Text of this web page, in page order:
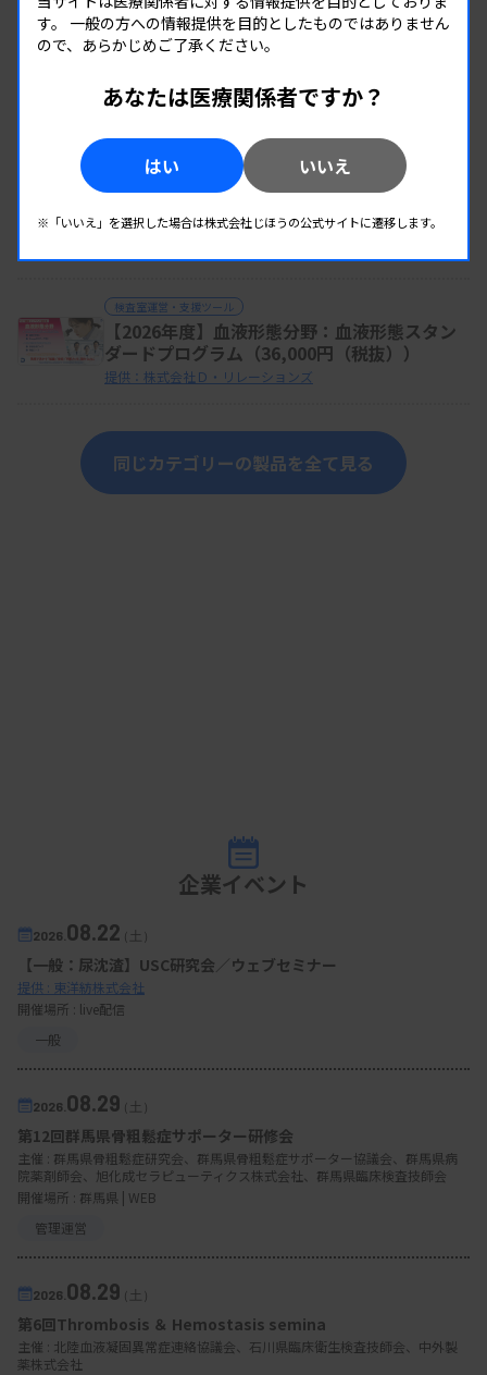
CAPサーベイ（外部精度管理）
【2026年度】血液形態分野－講座のご案内ー
検査室運営・支援ツール
【2026年度】血液形態分野：血液形態スタン
ダードプログラム（36,000円（税抜））
提供：株式会社Ｄ・リレーションズ
同じカテゴリーの製品を全て見る
企業イベント
2026. 08.22（土）
【一般：尿沈渣】USC研究会／ウェブセミナー
提供 : 東洋紡株式会社
開催場所 : live配信
一般
2026. 08.29（土）
第12回群馬県骨粗鬆症サポーター研修会
主催 : 群馬県骨粗鬆症研究会、群馬県骨粗鬆症サポーター協議会、群馬県病
院薬剤師会、旭化成セラピューティクス株式会社、群馬県臨床検査技師会
開催場所 : 群馬県 | WEB
管理運営
2026. 08.29（土）
第6回Thrombosis ＆ Hemostasis semina
主催 : 北陸血液凝固異常症連絡協議会、石川県臨床衛生検査技師会、中外製
薬株式会社
す。 一般の方への情報提供を目的としたものではありません
ので、あらかじめご了承ください。
あなたは医療関係者ですか？
はい いいえ
※「いいえ」を選択した場合は株式会社じほうの公式サイトに遷移します。